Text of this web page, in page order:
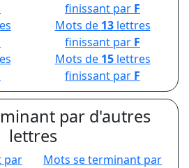
finissant par F
Mots de 13lettres
finissant par F
Mots de 15lettres
finissant par F
par d'autres
lettres
par
Mots se terminant par